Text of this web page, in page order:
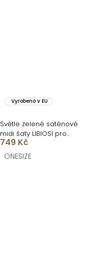
Vyrobeno v EU
Světle zelené saténové
midi šaty LIBIOSI pro
družičky
749 Kč
ONESIZE